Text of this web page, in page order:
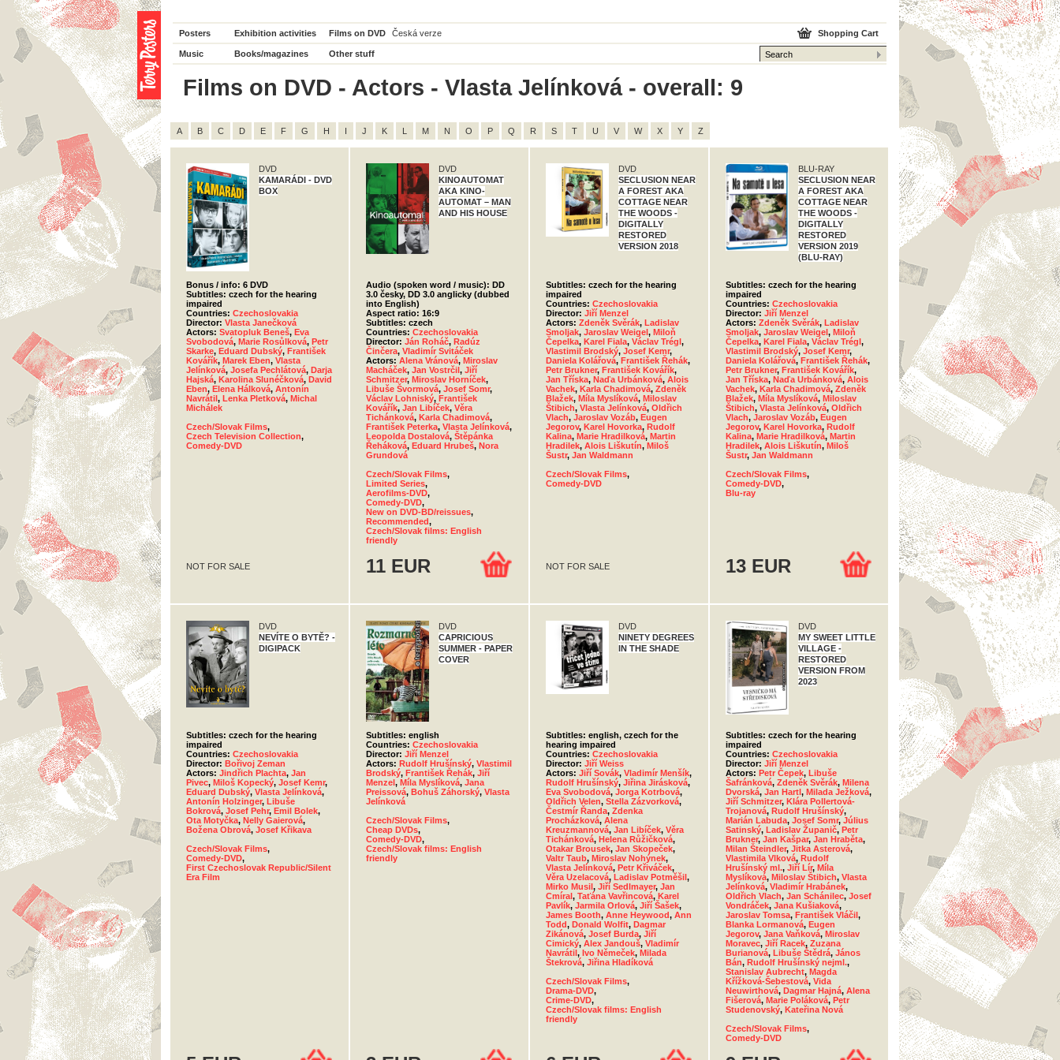
Posters Exhibition activities Films on DVD Česká verze
Music Books/magazines Other stuff
Shopping Cart
Films on DVD - Actors - Vlasta Jelínková - overall: 9
A B C D E F G H I J K L M N O P Q R S T U V W X Y Z
DVD
KAMARÁDI - DVD
BOX
Bonus / info: 6 DVD
Subtitles: czech for the hearing
impaired
Countries: Czechoslovakia
Director: Vlasta Janečková
Actors: Svatopluk Beneš, Eva
Svobodová, Marie Rosůlková, Petr
Skarke, Eduard Dubský, František
Kovářík, Marek Eben, Vlasta
Jelínková, Josefa Pechlátová, Darja
Hajská, Karolina Slunéčková, David
Eben, Elena Hálková, Antonín
Navrátil, Lenka Pletková, Michal
Michálek
Czech/Slovak Films,
Czech Television Collection,
Comedy-DVD
NOT FOR SALE
DVD
KINOAUTOMAT
AKA KINO-
AUTOMAT – MAN
AND HIS HOUSE
Audio (spoken word / music): DD
3.0 česky, DD 3.0 anglicky (dubbed
into English)
Aspect ratio: 16:9
Subtitles: czech
Countries: Czechoslovakia
Director: Ján Roháč, Radúz
Činčera, Vladimír Svitáček
Actors: Alena Vránová, Miroslav
Macháček, Jan Vostrčil, Jiří
Schmitzer, Miroslav Horníček,
Libuše Švormová, Josef Somr,
Václav Lohniský, František
Kovářík, Jan Libíček, Věra
Tichánková, Karla Chadimová,
František Peterka, Vlasta Jelínková,
Leopolda Dostalová, Štěpánka
Řeháková, Eduard Hrubeš, Nora
Grundová
Czech/Slovak Films,
Limited Series,
Aerofilms-DVD,
Comedy-DVD,
New on DVD-BD/reissues,
Recommended,
Czech/Slovak films: English
friendly
11 EUR
DVD
SECLUSION NEAR
A FOREST AKA
COTTAGE NEAR
THE WOODS -
DIGITALLY
RESTORED
VERSION 2018
Subtitles: czech for the hearing
impaired
Countries: Czechoslovakia
Director: Jiří Menzel
Actors: Zdeněk Svěrák, Ladislav
Smoljak, Jaroslav Weigel, Miloň
Čepelka, Karel Fiala, Václav Trégl,
Vlastimil Brodský, Josef Kemr,
Daniela Kolářová, František Řehák,
Petr Brukner, František Kovářík,
Jan Tříska, Naďa Urbánková, Alois
Vachek, Karla Chadimová, Zdeněk
Blažek, Míla Myslíková, Miloslav
Štibich, Vlasta Jelínková, Oldřich
Vlach, Jaroslav Vozáb, Eugen
Jegorov, Karel Hovorka, Rudolf
Kalina, Marie Hradilková, Martin
Hradilek, Alois Liškutín, Miloš
Šustr, Jan Waldmann
Czech/Slovak Films,
Comedy-DVD
NOT FOR SALE
BLU-RAY
SECLUSION NEAR
A FOREST AKA
COTTAGE NEAR
THE WOODS -
DIGITALLY
RESTORED
VERSION 2019
(BLU-RAY)
Subtitles: czech for the hearing
impaired
Countries: Czechoslovakia
Director: Jiří Menzel
Actors: Zdeněk Svěrák, Ladislav
Smoljak, Jaroslav Weigel, Miloň
Čepelka, Karel Fiala, Václav Trégl,
Vlastimil Brodský, Josef Kemr,
Daniela Kolářová, František Řehák,
Petr Brukner, František Kovářík,
Jan Tříska, Naďa Urbánková, Alois
Vachek, Karla Chadimová, Zdeněk
Blažek, Míla Myslíková, Miloslav
Štibich, Vlasta Jelínková, Oldřich
Vlach, Jaroslav Vozáb, Eugen
Jegorov, Karel Hovorka, Rudolf
Kalina, Marie Hradilková, Martin
Hradilek, Alois Liškutín, Miloš
Šustr, Jan Waldmann
Czech/Slovak Films,
Comedy-DVD,
Blu-ray
13 EUR
DVD
NEVÍTE O BYTĚ? -
DIGIPACK
Subtitles: czech for the hearing
impaired
Countries: Czechoslovakia
Director: Bořivoj Zeman
Actors: Jindřich Plachta, Jan
Pivec, Miloš Kopecký, Josef Kemr,
Eduard Dubský, Vlasta Jelínková,
Antonín Holzinger, Libuše
Bokrová, Josef Pehr, Emil Bolek,
Ota Motyčka, Nelly Gaierová,
Božena Obrová, Josef Křikava
Czech/Slovak Films,
Comedy-DVD,
First Czechoslovak Republic/Silent
Era Film
DVD
CAPRICIOUS
SUMMER - PAPER
COVER
Subtitles: english
Countries: Czechoslovakia
Director: Jiří Menzel
Actors: Rudolf Hrušínský, Vlastimil
Brodský, František Řehák, Jiří
Menzel, Míla Myslíková, Jana
Preissová, Bohuš Záhorský, Vlasta
Jelínková
Czech/Slovak Films,
Cheap DVDs,
Comedy-DVD,
Czech/Slovak films: English
friendly
DVD
NINETY DEGREES
IN THE SHADE
Subtitles: english, czech for the
hearing impaired
Countries: Czechoslovakia
Director: Jiří Weiss
Actors: Jiří Sovák, Vladimír Menšík,
Rudolf Hrušínský, Jiřina Jirásková,
Eva Svobodová, Jorga Kotrbová,
Oldřich Velen, Stella Zázvorková,
Čestmír Řanda, Zdenka
Procházková, Alena
Kreuzmannová, Jan Libíček, Věra
Tichánková, Helena Růžičková,
Otakar Brousek, Jan Skopeček,
Valtr Taub, Miroslav Nohýnek,
Vlasta Jelínková, Petr Křiváček,
Věra Uzelacová, Ladislav Potměšil,
Mirko Musil, Jiří Sedlmayer, Jan
Cmíral, Taťána Vavřincová, Karel
Pavlík, Jarmila Orlová, Jiří Šašek,
James Booth, Anne Heywood, Ann
Todd, Donald Wolfit, Dagmar
Zikánová, Josef Burda, Jiří
Cimický, Alex Jandouš, Vladimír
Navrátil, Ivo Němeček, Milada
Štekrová, Jiřina Hladíková
Czech/Slovak Films,
Drama-DVD,
Crime-DVD,
Czech/Slovak films: English
friendly
DVD
MY SWEET LITTLE
VILLAGE -
RESTORED
VERSION FROM
2023
Subtitles: czech for the hearing
impaired
Countries: Czechoslovakia
Director: Jiří Menzel
Actors: Petr Čepek, Libuše
Šafránková, Zdeněk Svěrák, Milena
Dvorská, Jan Hartl, Milada Ježková,
Jiří Schmitzer, Klára Pollertová-
Trojanová, Rudolf Hrušínský,
Marián Labuda, Josef Somr, Július
Satinský, Ladislav Županič, Petr
Brukner, Jan Kašpar, Jan Hraběta,
Milan Šteindler, Jitka Asterová,
Vlastimila Vlková, Rudolf
Hrušínský ml., Jiří Lír, Míla
Myslíková, Miloslav Štibich, Vlasta
Jelínková, Vladimír Hrabánek,
Oldřich Vlach, Jan Schánilec, Josef
Vondráček, Jana Kušiaková,
Jaroslav Tomsa, František Vláčil,
Blanka Lormanová, Eugen
Jegorov, Jana Vaňková, Miroslav
Moravec, Jiří Racek, Zuzana
Burianová, Libuše Štědrá, János
Bán, Rudolf Hrušínský nejml.,
Stanislav Aubrecht, Magda
Křížková-Šebestová, Vida
Neuwirthová, Dagmar Hajná, Alena
Fišerová, Marie Poláková, Petr
Studenovský, Kateřina Nová
Czech/Slovak Films,
Comedy-DVD